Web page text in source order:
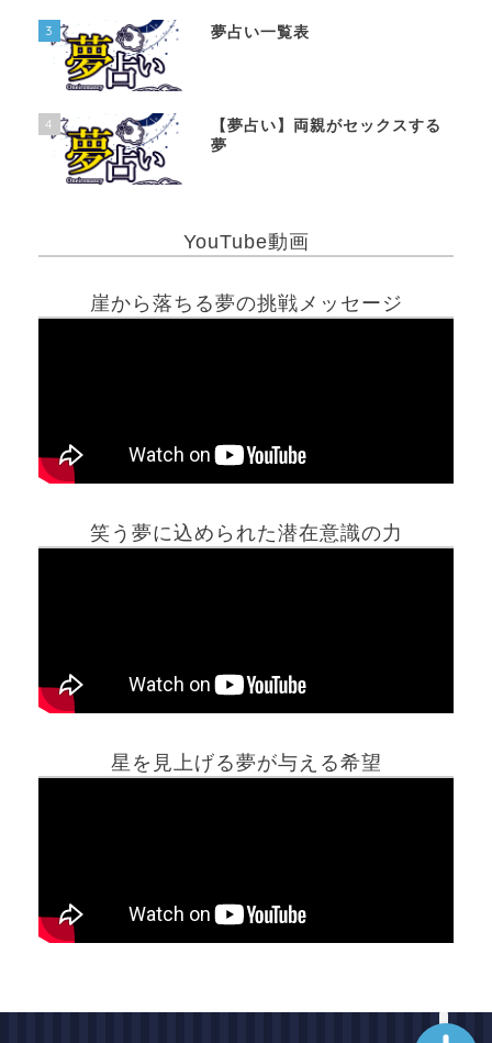
3 夢占い一覧表
4
【夢占い】両親がセックスする
夢
YouTube動画
崖から落ちる夢の挑戦メッセージ
笑う夢に込められた潜在意識の力
星を見上げる夢が与える希望
ホーム
最新記事動画